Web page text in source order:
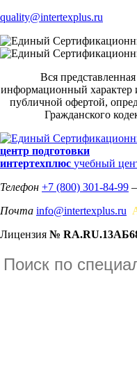
quality@intertexplus.ru
Вся
информационный характер
публичной офертой,
Гражданского
центр подготовки
интертехплюс учебный
Телефон +7 (800) 301-84-99
Почта info@intertexplus.ru
Лицензия №